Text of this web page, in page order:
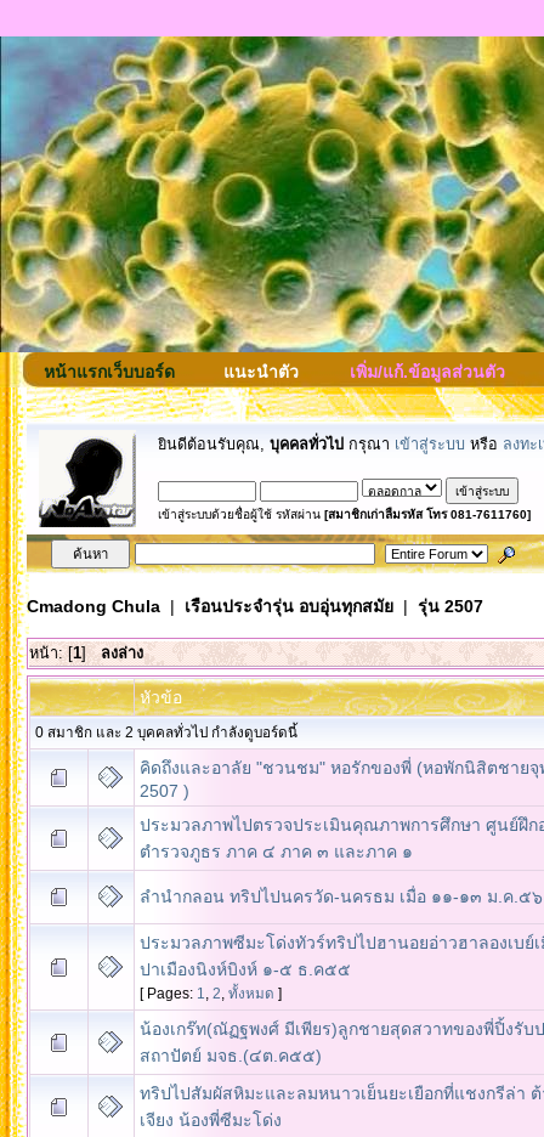
หน้าแรกเว็บบอร์ด แนะนำตัว เพิ่ม/แก้.ข้อมูลส่วนตัว
ยินดีต้อนรับคุณ, บุคคลทั่วไป กรุณา เข้าสู่ระบบ หรือ ลงทะ
เข้าสู่ระบบด้วยชื่อผู้ใช้ รหัสผ่าน [สมาชิกเก่าลืมรหัส โทร 081-7611760]
Cmadong Chula| เรือนประจำรุ่น อบอุ่นทุกสมัย| รุ่น 2507
หน้า: [1]ลงล่าง
หัวข้อ
0 สมาชิก และ 2 บุคคลทั่วไป กำลังดูบอร์ดนี้
คิดถึงและอาลัย "ชวนชม" หอรักของพี่ (หอพักนิสิตชายจุ
2507 )
ประมวลภาพไปตรวจประเมินคุณภาพการศึกษา ศูนย์ฝึก
ตำรวจภูธร ภาค ๔ ภาค ๓ และภาค ๑
ลำนำกลอน ทริปไปนครวัด-นครธม เมื่อ ๑๑-๑๓ ม.ค.๕๖
ประมวลภาพซีมะโด่งทัวร์ทริปไปฮานอยอ่าวฮาลองเบย์
ปาเมืองนิงห์บิงห์ ๑-๕ ธ.ค๕๕
[ Pages: 1 2 ทั้งหมด ]
น้องเกร๊ท(ณัฏฐพงศ์ มีเพียร)ลูกชายสุดสวาทของพี่ปิ้งรั
สถาปัตย์ มจธ.(๔ต.ค๕๕)
ทริปไปสัมผัสหิมะและลมหนาวเย็นยะเยือกที่แชงกรีล่า
เจียง น้องพี่ซีมะโด่ง